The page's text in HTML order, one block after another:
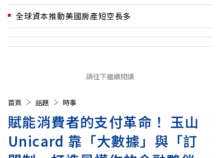
全球資本推動美國房產短空長多
請往下繼續閱讀
首頁 話題 時事
賦能消費者的支付革命！ 玉山
Unicard 靠「大數據」與「訂